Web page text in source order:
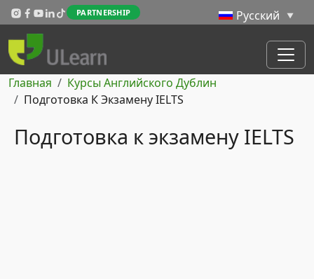
Перейти к основному содержанию
PARTNERSHIP
Строка навигации
Главная
Курсы Английского Дублин
Подготовка К Экзамену IELTS
Подготовка к экзамену IELTS